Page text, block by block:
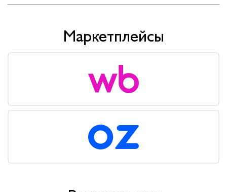
Маркетплейсы